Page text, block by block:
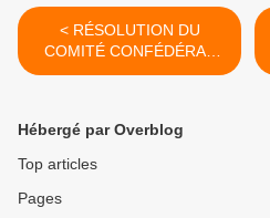
< RÉSOLUTION DU
COMITÉ CONFÉDÉRAL
NATIONAL DE FORCE
Hébergé par Overblog
Top articles
Pages